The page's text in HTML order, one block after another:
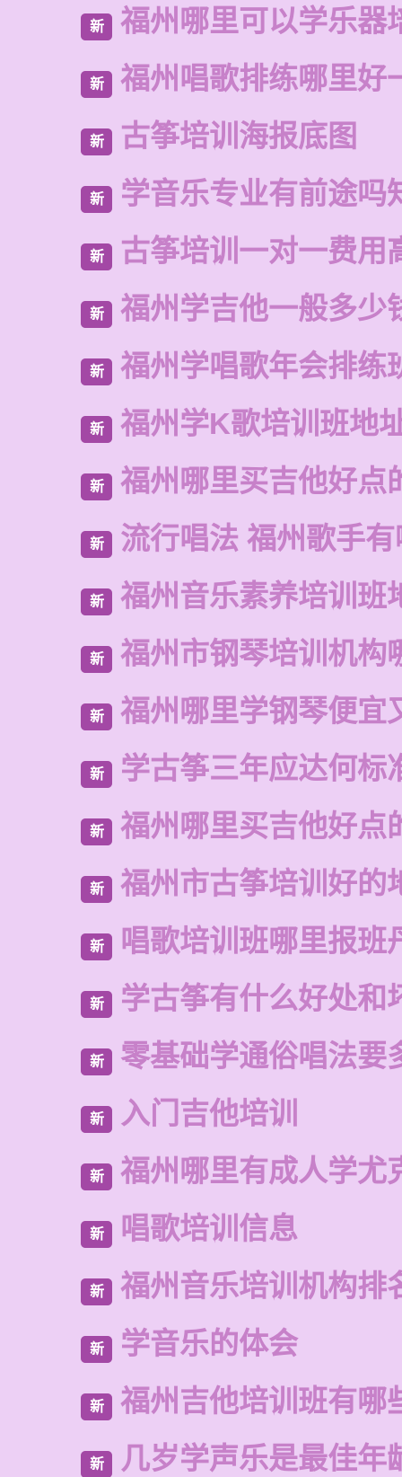
新 福州哪里可以学乐器
新 福州唱歌排练哪里好
新 古筝培训海报底图
新 学音乐专业有前途吗
新 古筝培训一对一费用
新 福州学吉他一般多少
新 福州学唱歌年会排练
新 福州学K歌培训班地
新 福州哪里买吉他好点
新 流行唱法 福州歌手
新 福州音乐素养培训班
新 福州市钢琴培训机构
新 福州哪里学钢琴便宜
新 学古筝三年应达何标
新 福州哪里买吉他好点
新 福州市古筝培训好的
新 唱歌培训班哪里报班
新 学古筝有什么好处和
新 零基础学通俗唱法要
新 入门吉他培训
新 福州哪里有成人学尤
新 唱歌培训信息
新 福州音乐培训机构排
新 学音乐的体会
新 福州吉他培训班有哪
新 几岁学声乐是最佳年